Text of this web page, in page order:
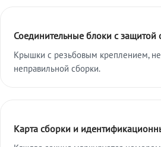
Соединительные блоки с защитой
Крышки с резьбовым креплением,
неправильной сборки.
Карта сборки и